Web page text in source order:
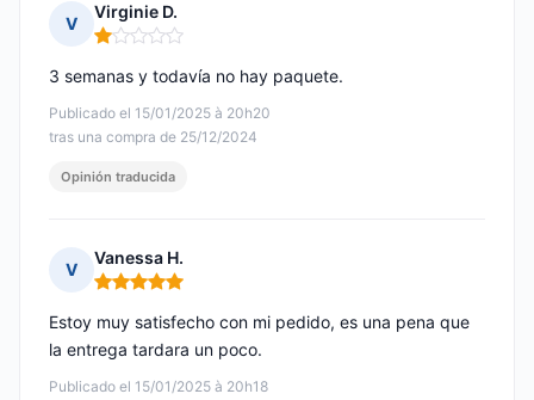
V
Virginie D.
Nota: 1 de 5
Publicado el 15/01/2025 à 20h20
tras una compra de 25/12/2024
3 semanas y todavía no hay paquete.
Opinión traducida
V
Vanessa H.
Nota: 5 de 5
Publicado el 15/01/2025 à 20h18
Estoy muy satisfecho con mi pedido, es una pena que
la entrega tardara un poco.